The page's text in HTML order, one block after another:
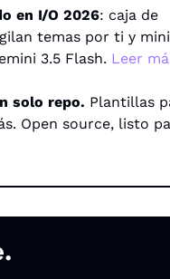
en I/O 2026: caja de
temas por ti y
3.5 Flash. Leer
solo repo. Plantillas
Open source, listo